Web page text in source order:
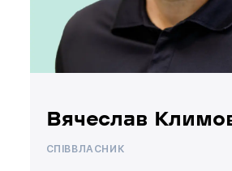
Вячеслав
СПІВВЛАСНИК